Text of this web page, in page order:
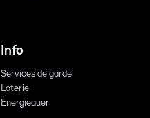
Info
Services de garde
Loterie
Energieauer